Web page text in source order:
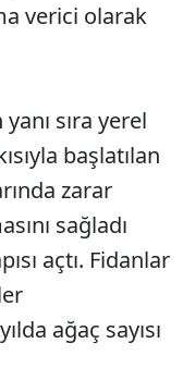
verici olarak
yanı sıra yerel
başlatılan
zarar
sağladı
açtı. Fidanlar
ağaç sayısı